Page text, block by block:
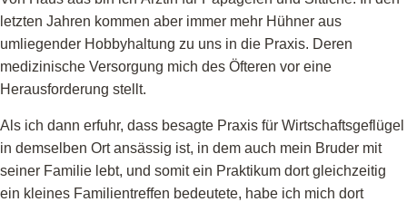
letzten Jahren kommen aber immer mehr Hühner aus
umliegender Hobbyhaltung zu uns in die Praxis. Deren
medizinische Versorgung mich des Öfteren vor eine
Herausforderung stellt.
Als ich dann erfuhr, dass besagte Praxis für Wirtschaftsgeflügel
in demselben Ort ansässig ist, in dem auch mein Bruder mit
seiner Familie lebt, und somit ein Praktikum dort gleichzeitig
ein kleines Familientreffen bedeutete, habe ich mich dort